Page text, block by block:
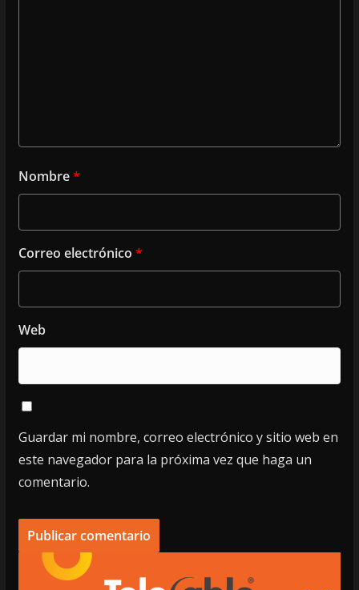
Nombre*
Correo electrónico *
Web
Guardar mi nombre, correo electrónico y sitio web en
este navegador para la próxima vez que haga un
comentario.